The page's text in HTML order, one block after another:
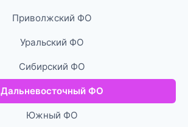
Приволжский ФО
Уральский ФО
Сибирский ФО
Дальневосточный ФО
Южный ФО